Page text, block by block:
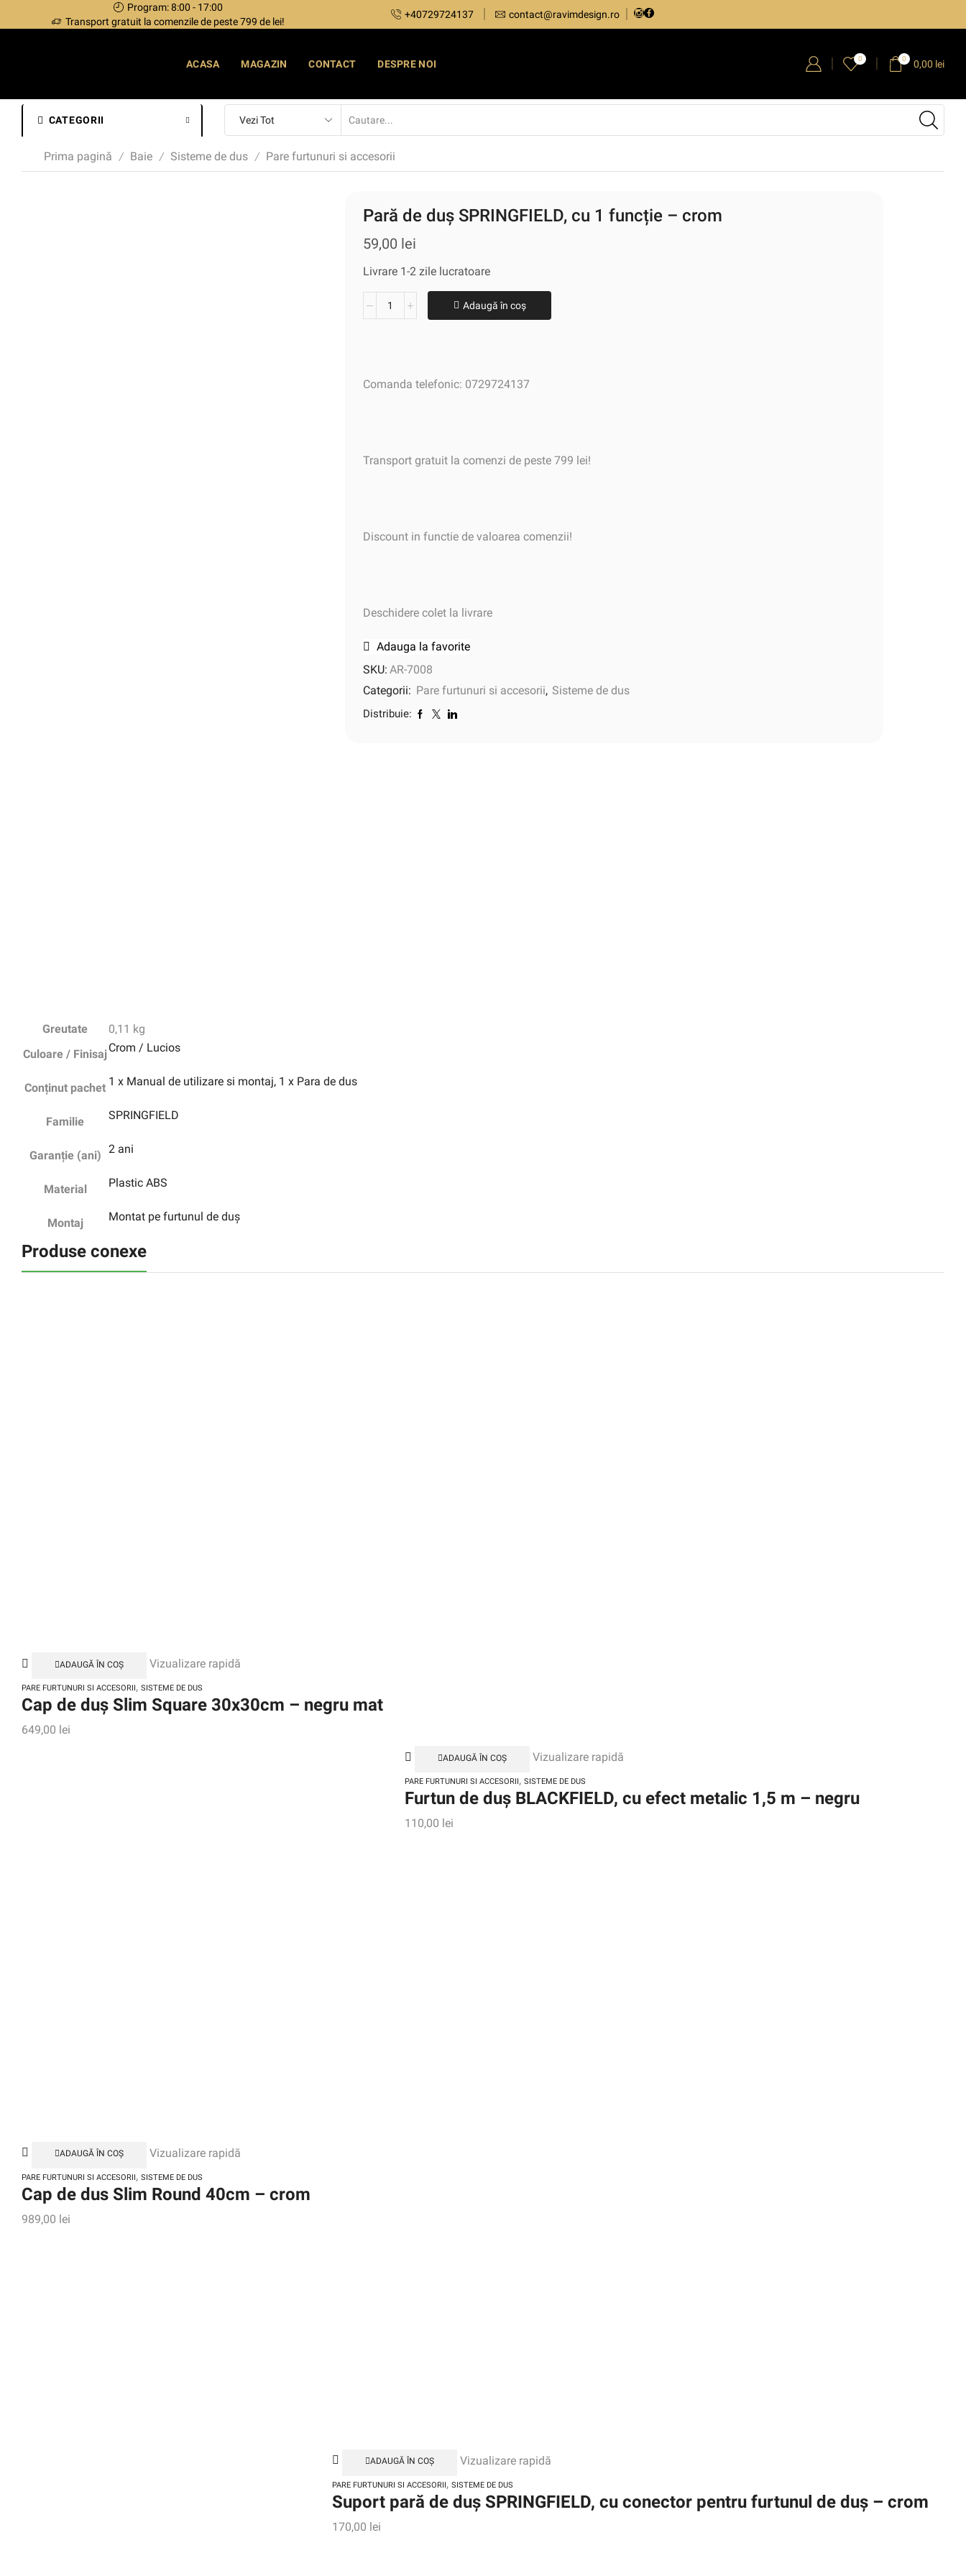
Program: 8:00 - 17:00
Transport gratuit la comenzile de peste 799 de lei!
+40729724137 contact@ravimdesign.ro
ACASA MAGAZIN CONTACT DESPRE NOI 0 0 0,00 lei
CATEGORII
Prima pagină / Baie / Sisteme de dus / Pare furtunuri si accesorii
Pară de duș SPRINGFIELD, cu 1 funcție – crom
59,00 lei
Livrare 1-2 zile lucratoare
Adaugă în coș
Comanda telefonic: 0729724137
Transport gratuit la comenzi de peste 799 lei!
Discount in functie de valoarea comenzii!
Deschidere colet la livrare
Adauga la favorite
SKU: AR-7008
Categorii: Pare furtunuri si accesorii, Sisteme de dus
Distribuie:
Greutate
0,11 kg
Culoare / FinisajCrom / Lucios
Conținut pachet 1 x Manual de utilizare si montaj, 1 x Para de dus
Familie SPRINGFIELD
Garanție (ani) 2 ani
Material Plastic ABS
Montaj Montat pe furtunul de duș
Produse conexe
ADAUGĂ ÎN COȘ Vizualizare rapidă
PARE FURTUNURI SI ACCESORII, SISTEME DE DUS
Cap de duș Slim Square 30x30cm – negru mat
649,00 lei
ADAUGĂ ÎN COȘ Vizualizare rapidă
PARE FURTUNURI SI ACCESORII, SISTEME DE DUS
Furtun de duș BLACKFIELD, cu efect metalic 1,5 m – negru
110,00 lei
ADAUGĂ ÎN COȘ Vizualizare rapidă
PARE FURTUNURI SI ACCESORII, SISTEME DE DUS
Cap de dus Slim Round 40cm – crom
989,00 lei
ADAUGĂ ÎN COȘ Vizualizare rapidă
PARE FURTUNURI SI ACCESORII, SISTEME DE DUS
Suport pară de duș SPRINGFIELD, cu conector pentru furtunul de duș – crom
170,00 lei